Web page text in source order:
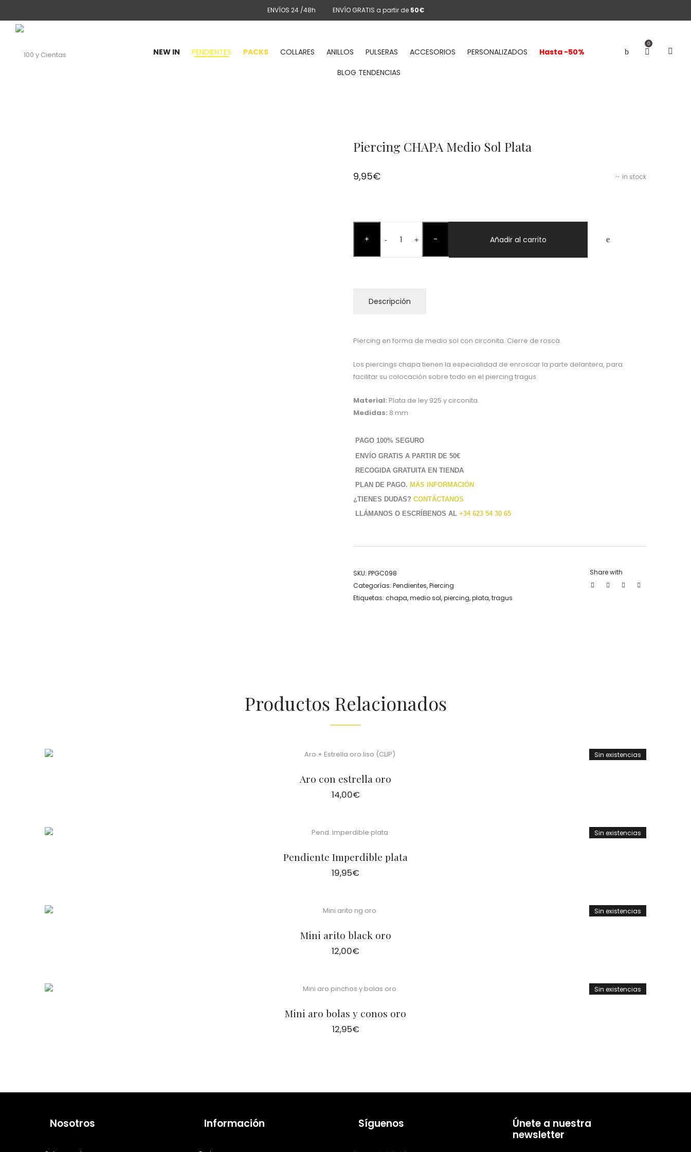
ENVÍOS 24 /48h ENVÍO GRATIS a partir de 50€
0
NEW IN PENDIENTES PACKS COLLARES ANILLOS PULSERAS ACCESORIOS PERSONALIZADOS
Hasta -50%
BLOG TENDENCIAS
Piercing CHAPA Medio Sol Plata
in stock
9,95€
+ -CHAPA
+ - Añadir al carrito
Descripción
Piercing en forma de medio sol con circonita. Cierre de rosca.
Los piercings chapa tienen la especialidad de enroscar la parte delantera, para
facilitar su colocación sobre todo en el piercing tragus.
Material: Plata de ley 925 y circonita.
Medidas: 8 mm
PAGO 100% SEGURO
ENVÍO GRATIS A PARTIR DE 50€
RECOGIDA GRATUITA EN TIENDA
PLAN DE PAGO. MÁS INFORMACIÓN
¿TIENES DUDAS? CONTÁCTANOS
LLÁMANOS O ESCRÍBENOS AL +34 623 54 30 65
SKU: PPGC098
Categorías: Pendientes,Piercing
Etiquetas: chapa,medio sol,piercing,plata,tragus
Share with
Productos Relacionados
Sin existencias
Aro con estrella oro
14,00€
Sin existencias
Pendiente Imperdible plata
19,95€
Sin existencias
Mini arito black oro
12,00€
Sin existencias
Mini aro bolas y conos oro
12,95€
Nosotros Información Síguenos
Únete a nuestra
newsletter